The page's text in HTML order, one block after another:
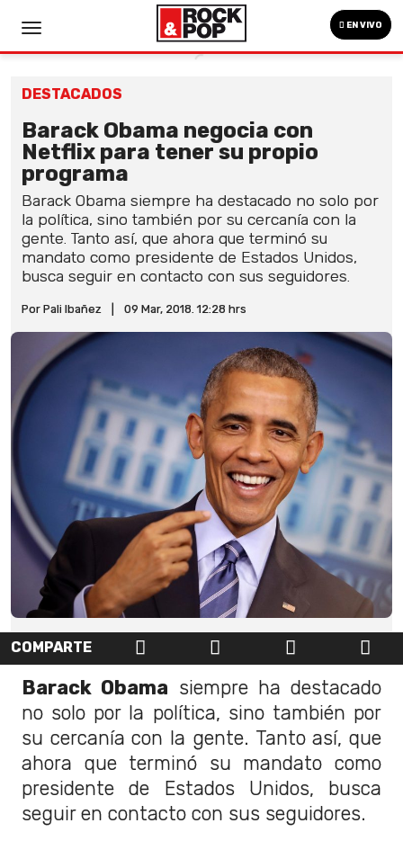
EN VIVO
DESTACADOS
Barack Obama negocia con
Netflix para tener su propio
programa
Barack Obama siempre ha destacado no solo por
la política, sino también por su cercanía con la
gente. Tanto así, que ahora que terminó su
mandato como presidente de Estados Unidos,
busca seguir en contacto con sus seguidores.
Por Pali Ibañez 09 Mar, 2018. 12:28 hrs
COMPARTE
Barack Obama siempre ha destacado
no solo por la política, sino también por
su cercanía con la gente. Tanto así, que
ahora que terminó su mandato como
presidente de Estados Unidos, busca
seguir en contacto con sus seguidores.